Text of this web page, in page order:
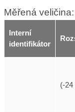
Měřená
Interní
identifikátor
(-24